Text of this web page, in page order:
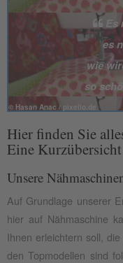
es
wie
so
© Hasan Anac / pixelio.de
Hier finden Sie
Eine Kurzübersicht
Unsere
Auf Grundlage unserer
hier auf Nähmaschine
Ihnen erleichtern soll,
den Topmodellen sind